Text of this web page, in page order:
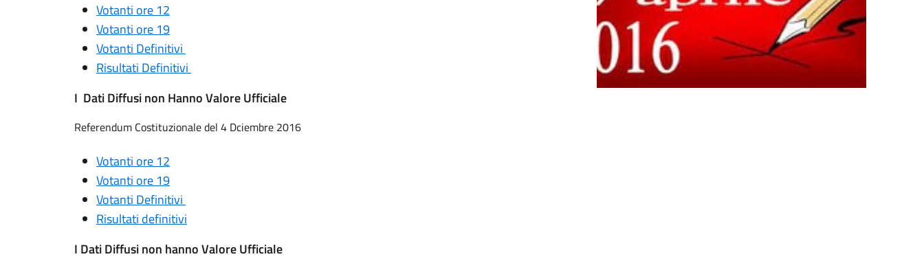
Votanti ore 12
Votanti ore 19
Votanti Definitivi
Risultati Definitivi
I Dati Diffusi non Hanno Valore Ufficiale
Referendum Costituzionale del 4 Dciembre 2016
Votanti ore 12
Votanti ore 19
Votanti Definitivi
Risultati definitivi
I Dati Diffusi non hanno Valore Ufficiale